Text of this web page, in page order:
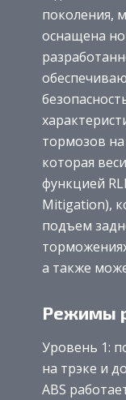
поколения,
оснащена
тормозов на
которая
функцией
Mitigation),
подъем
а также
Режимы
Уровень 1:
на трэке и
ABS